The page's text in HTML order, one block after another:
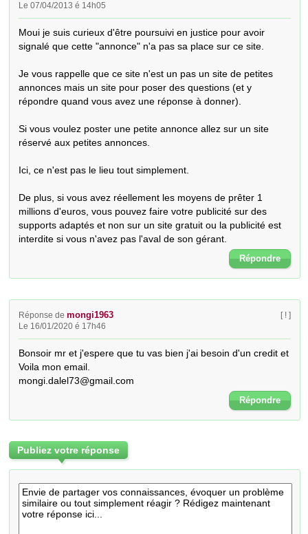
Le 07/04/2013 é 14h05
Moui je suis curieux d'être poursuivi en justice pour avoir
signalé que cette "annonce" n'a pas sa place sur ce site.
Je vous rappelle que ce site n'est un pas un site de petites
annonces mais un site pour poser des questions (et y
répondre quand vous avez une réponse à donner).
Si vous voulez poster une petite annonce allez sur un site
réservé aux petites annonces.
Ici, ce n'est pas le lieu tout simplement.
De plus, si vous avez réellement les moyens de prêter 1
millions d'euros, vous pouvez faire votre publicité sur des
supports adaptés et non sur un site gratuit ou la publicité est
interdite si vous n'avez pas l'aval de son gérant.
Répondre
Réponse demongi1963
Le 16/01/2020 é 17h46
[ ! ]
Bonsoir mr et j'espere que tu vas bien j'ai besoin d'un credit et
Voila mon email.
mongi.dalel73@gmail.com
Répondre
Publiez votre réponse